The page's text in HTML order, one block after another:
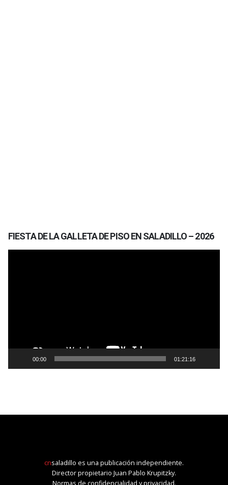
FIESTA DE LA GALLETA DE PISO EN SALADILLO – 2026
00:00 01:21:16
cnsaladillo es una publicación independiente.
Director propietario Juan Pablo Krupitzky.
Normas de confidencialidad y privacidad.